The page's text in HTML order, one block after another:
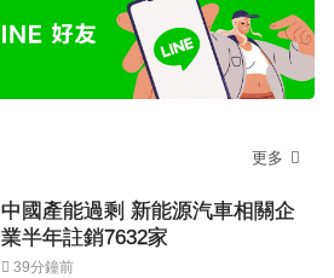
更多
中國產能過剩 新能源汽車相關企
業半年註銷7632家
39分鐘前